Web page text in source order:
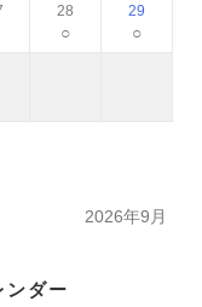
28
○
29
○
2026年9月
ンダー